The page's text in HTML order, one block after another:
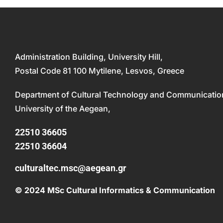
Administration Building, University Hill,
Postal Code 81 100 Mytilene, Lesvos, Greece
Department of Cultural Technology and
University of the Aegean,
22510 36605
22510 36604
culturaltec.msc@aegean.gr
© 2024 MSc Cultural Informatics & Communication